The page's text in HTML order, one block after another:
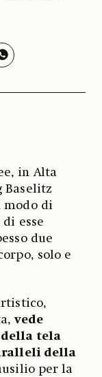
in Alta
Baselitz
modo di
esse
due
solo e
vede
tela
della
per la